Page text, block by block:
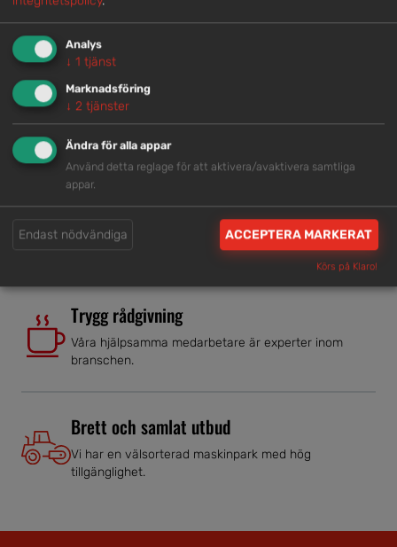
MULTISLIP / KAPMASKIN, BATTERI <18V
Lokal kompetens
Genom att samla våra medarbetare lokalt erbjuder vi
helhetslösningar.
Vi har tillgänglig personal som är redo att hjälpa dig.
Trygg rådgivning
Våra hjälpsamma medarbetare är experter inom
branschen.
Brett och samlat utbud
Vi har en välsorterad maskinpark med hög
tillgänglighet.
Analys
↓ 1 tjänst
Marknadsföring
↓ 2 tjänster
Ändra för alla appar
Använd detta reglage för att aktivera/avaktivera samtliga
appar.
Endast nödvändiga ACCEPTERA MARKERAT
Körs på Klaro!